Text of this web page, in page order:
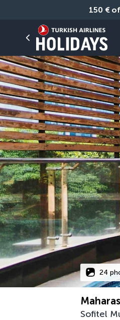
150 €
24
Sofitel